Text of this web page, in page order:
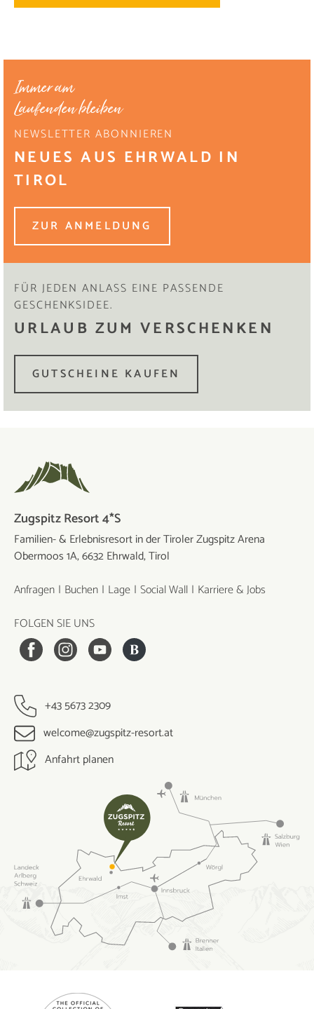
Immer am
Laufenden bleiben
NEWSLETTER ABONNIEREN
NEUES AUS EHRWALD IN
TIROL
ZUR ANMELDUNG
FÜR JEDEN ANLASS EINE PASSENDE
GESCHENKSIDEE.
URLAUB ZUM VERSCHENKEN
GUTSCHEINE KAUFEN
Zugspitz Resort 4*S
Familien- & Erlebnisresort in der Tiroler Zugspitz Arena
Obermoos 1A, 6632 Ehrwald, Tirol
Anfragen Buchen Lage Social Wall Karriere & Jobs
FOLGEN SIE UNS
+43 5673 2309
welcome@zugspitz-resort.at
Anfahrt planen